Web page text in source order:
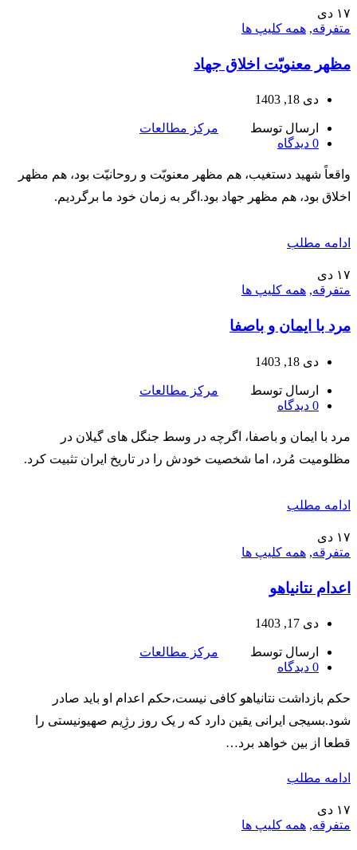
۱۷ دی
متفرقه, همه کلیپ ها
مظهر معنویّت اخلاق جهاد
دی 18, 1403
ارسال توسط
مرکز مطالعات
0 دیدگاه
واقعاً شهید دستغیب، هم مظهر معنویّت و روحانیّت بود، هم مظهر
اخلاق بود، هم مظهر جهاد بود.اگر به زمان خود ما برگردیم.
ادامه مطلب
۱۷ دی
متفرقه, همه کلیپ ها
مرد با ایمان و باصفا
دی 18, 1403
ارسال توسط
مرکز مطالعات
0 دیدگاه
مرد با ایمان و باصفا، اگرچه در وسط جنگل های گیلان در
مظلومیت مُرد، اما شخصیت خودش را در تاریخ ایران تثبیت كرد.
ادامه مطلب
۱۷ دی
متفرقه, همه کلیپ ها
اعدام نتانیاهو
دی 17, 1403
ارسال توسط
مرکز مطالعات
0 دیدگاه
حکم بازداشت نتانیاهو کافی نیست،حکم اعدام او باید صادر
شود.بسیجی ایرانی یقین دارد که ر یک روز رژِیم صهیونیستی را
قطعا از بین خواهد برد…
ادامه مطلب
۱۷ دی
متفرقه, همه کلیپ ها